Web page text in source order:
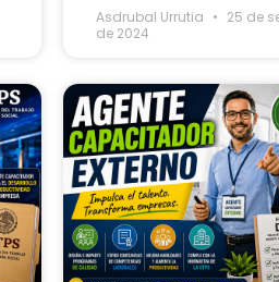
Asdrubal Urrutia
25 de
de 2024